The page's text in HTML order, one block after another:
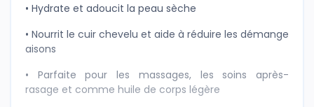
• Hydrate et adoucit la peau sèche
• Nourrit le cuir chevelu et aide à réduire les démange
aisons
• Parfaite pour les massages, les soins après-
rasage et comme huile de corps légère